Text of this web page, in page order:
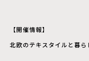
【開催情報】
北欧のテキスタイルと